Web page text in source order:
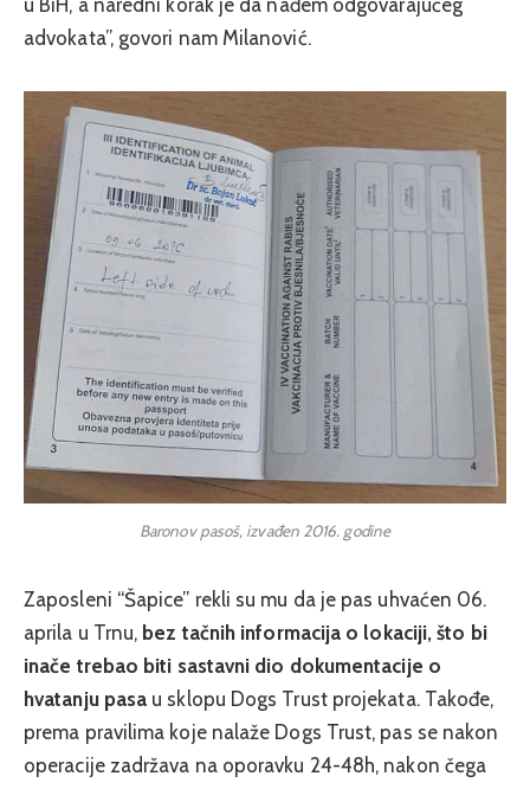
advokata”, govori nam Milanović.
Baronov pasoš, izvađen 2016. godine
Zaposleni “Šapice” rekli su mu da je pas uhvaćen 06.
aprila u Trnu, bez tačnih informacija o lokaciji, što bi
inače trebao biti sastavni dio dokumentacije o
hvatanju pasa u sklopu Dogs Trust projekata. Takođe,
prema pravilima koje nalaže Dogs Trust, pas se nakon
operacije zadržava na oporavku 24-48h, nakon čega